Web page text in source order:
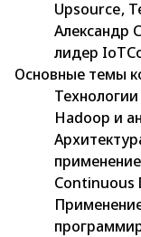
Upsource,
Александр
лидер
Основные темы
Hadoop и
Continuous